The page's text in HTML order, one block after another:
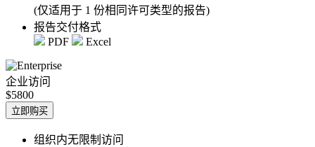
(仅适用于 1 份相同许可类型的报告)
报告交付格式
PDF
Excel
企业访问
$5800
立即购买
组织内无限制访问